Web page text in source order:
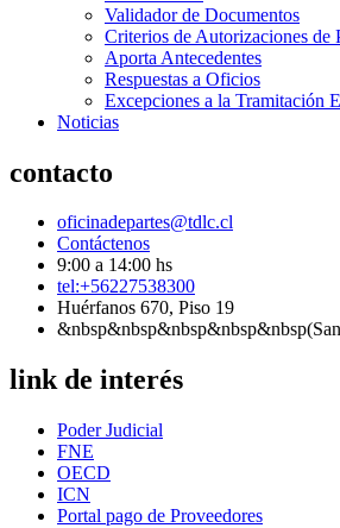
Validador de Documentos
Criterios de Autorizaciones de
Aporta Antecedentes
Respuestas a Oficios
Excepciones a la Tramitación
Noticias
contacto
oficinadepartes@tdlc.cl
Contáctenos
9:00 a 14:00 hs
tel:+56227538300
Huérfanos 670, Piso 19
link de interés
Poder Judicial
FNE
OECD
ICN
Portal pago de Proveedores